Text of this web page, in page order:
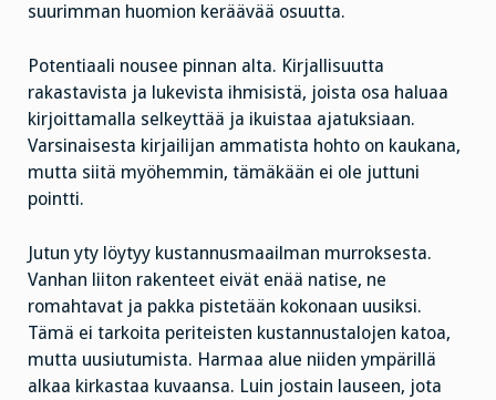
suurimman huomion keräävää osuutta.
Potentiaali nousee pinnan alta. Kirjallisuutta
rakastavista ja lukevista ihmisistä, joista osa haluaa
kirjoittamalla selkeyttää ja ikuistaa ajatuksiaan.
Varsinaisesta kirjailijan ammatista hohto on kaukana,
mutta siitä myöhemmin, tämäkään ei ole juttuni
pointti.
Jutun yty löytyy kustannusmaailman murroksesta.
Vanhan liiton rakenteet eivät enää natise, ne
romahtavat ja pakka pistetään kokonaan uusiksi.
Tämä ei tarkoita periteisten kustannustalojen katoa,
mutta uusiutumista. Harmaa alue niiden ympärillä
alkaa kirkastaa kuvaansa. Luin jostain lauseen, jota